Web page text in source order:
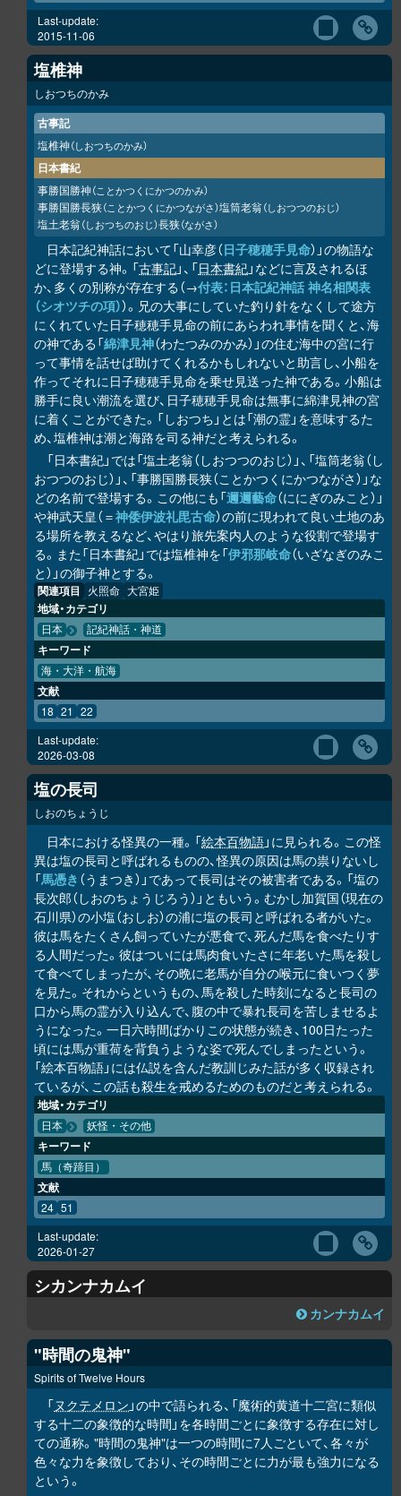
Last-update:
2015-11-06
塩椎神
しおつちのかみ
古事記
塩椎神（しおつちのかみ）
日本書紀
事勝国勝神（ことかつくにかつのかみ）
事勝国勝長狭（ことかつくにかつながさ）塩筒老翁（しおつつのおじ）
塩土老翁（しおつちのおじ）長狭（ながさ）
日本記紀神話において「山幸彦（日子穂穂手見命）」の物語な
どに登場する神。「古事記」、「日本書紀」などに言及されるほ
か、多くの別称が存在する（→付表：日本記紀神話 神名相関表
（シオツチの項））。兄の大事にしていた釣り針をなくして途方
にくれていた日子穂穂手見命の前にあらわれ事情を聞くと、海
の神である「綿津見神（わたつみのかみ）」の住む海中の宮に行
って事情を話せば助けてくれるかもしれないと助言し、小船を
作ってそれに日子穂穂手見命を乗せ見送った神である。小船は
勝手に良い潮流を選び、日子穂穂手見命は無事に綿津見神の宮
に着くことができた。「しおつち」とは「潮の霊」を意味するた
め、塩椎神は潮と海路を司る神だと考えられる。
「日本書紀」では「塩土老翁（しおつつのおじ）」、「塩筒老翁（し
おつつのおじ）」、「事勝国勝長狭（ことかつくにかつながさ）」な
どの名前で登場する。この他にも「邇邇藝命（ににぎのみこと）」
や神武天皇（＝神倭伊波礼毘古命）の前に現われて良い土地のあ
る場所を教えるなど、やはり旅先案内人のような役割で登場す
る。また「日本書紀」では塩椎神を「伊邪那岐命（いざなぎのみこ
と）」の御子神とする。
関連項目 火照命 大宮姫
地域・カテゴリ
日本 記紀神話・神道
キーワード
海・大洋・航海
文献
18 21 22
Last-update:
2026-03-08
塩の長司
しおのちょうじ
日本における怪異の一種。「絵本百物語」に見られる。この怪
異は塩の長司と呼ばれるものの、怪異の原因は馬の祟りないし
「馬憑き （うまつき）」であって長司はその被害者である。「塩の
長次郎（しおのちょうじろう）」ともいう。むかし加賀国（現在の
石川県）の小塩（おしお）の浦に塩の長司と呼ばれる者がいた。
彼は馬をたくさん飼っていたが悪食で、死んだ馬を食べたりす
る人間だった。彼はついには馬肉食いたさに年老いた馬を殺し
て食べてしまったが、その晩に老馬が自分の喉元に食いつく夢
を見た。それからというもの、馬を殺した時刻になると長司の
口から馬の霊が入り込んで、腹の中で暴れ長司を苦しませるよ
うになった。一日六時間ばかりこの状態が続き、100日たった
頃には馬が重荷を背負うような姿で死んでしまったという。
「絵本百物語」には仏説を含んだ教訓じみた話が多く収録され
ているが、この話も殺生を戒めるためのものだと考えられる。
地域・カテゴリ
日本 妖怪・その他
キーワード
馬（奇蹄目）
文献
24 51
Last-update:
2026-01-27
シカンナカムイ
カンナカムイ
"時間の鬼神"
Spirits of Twelve Hours
「ヌクテメロン 」の中で語られる、「魔術的黄道十二宮に類似
する十二の象徴的な時間」を各時間ごとに象徴する存在に対し
ての通称。"時間の鬼神"は一つの時間に7人ごといて、各々が
色々な力を象徴しており、その時間ごとに力が最も強力になる
という。